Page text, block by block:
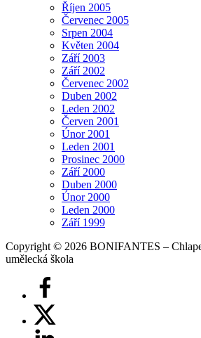
Říjen 2005
Červenec 2005
Srpen 2004
Květen 2004
Září 2003
Září 2002
Červenec 2002
Duben 2002
Leden 2002
Červen 2001
Únor 2001
Leden 2001
Prosinec 2000
Září 2000
Duben 2000
Únor 2000
Leden 2000
Září 1999
Copyright © 2026 BONIFANTES –
umělecká škola